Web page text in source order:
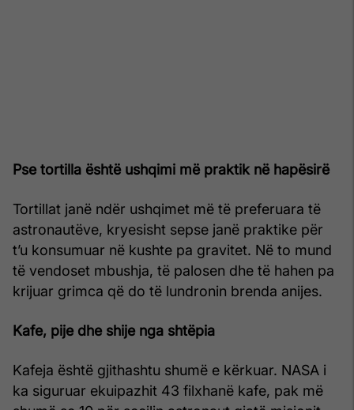
Pse tortilla është ushqimi më praktik në hapësirë
Tortillat janë ndër ushqimet më të preferuara të
astronautëve, kryesisht sepse janë praktike për
t’u konsumuar në kushte pa gravitet. Në to mund
të vendoset mbushja, të palosen dhe të hahen pa
krijuar grimca që do të lundronin brenda anijes.
Kafe, pije dhe shije nga shtëpia
Kafeja është gjithashtu shumë e kërkuar. NASA i
ka siguruar ekuipazhit 43 filxhanë kafe, pak më